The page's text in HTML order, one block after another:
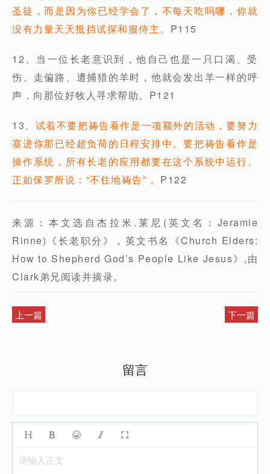
圣徒，而是因为你已经学会了，不每天吃吗哪，你就
没有力量天天抵挡试探和服侍主。 P115
12、当一位长老意识到，他自己也是一只口渴、受
伤、走偏路、遭捕猎的羊时，他就会发出羊一样的呼
声，向那位好牧人寻求帮助。P121
13、 试着不要把祷告看作是一项额外的活动，要努力
塞进你那已经超负荷的日程安排中。要把祷告看作是
操作系统，所有长老的应用都要在这个系统中运行。
正如保罗所说：“不住地祷告” 。 P122
来源：本文选自杰拉米.莱尼(英文名：Jeramie
Rinne)《长老职分》，英文书名《Church Elders:
How to Shepherd God’s People Like Jesus》,由
Clark弟兄阅读并摘录。
上一篇 下一篇
留言
请输入正文